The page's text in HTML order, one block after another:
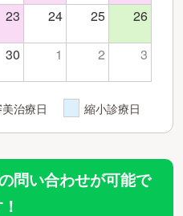
23 24 25 26
30 1 2 3
治療日 縮小診療日
問い合わせが可能で